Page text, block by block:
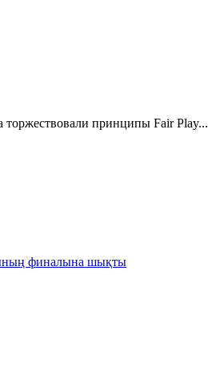
торжествовали принципы Fair Play...
финалына шықты